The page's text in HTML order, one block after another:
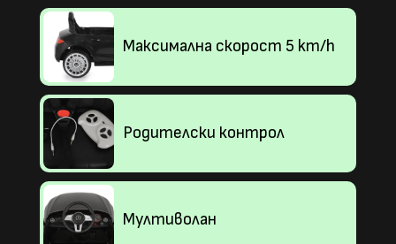
Максимална скорост 5 km/h
Родителски контрол
Мултиволан